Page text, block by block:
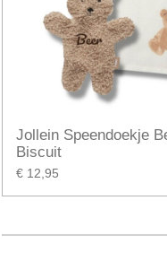
Jollein Speendoekje
Biscuit
€ 12,95